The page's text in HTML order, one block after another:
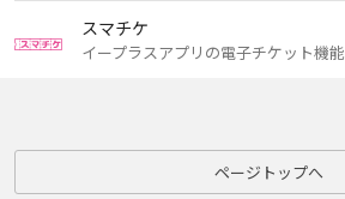
スマチケ
イープラスアプリの電子チケット機能
ページトップへ